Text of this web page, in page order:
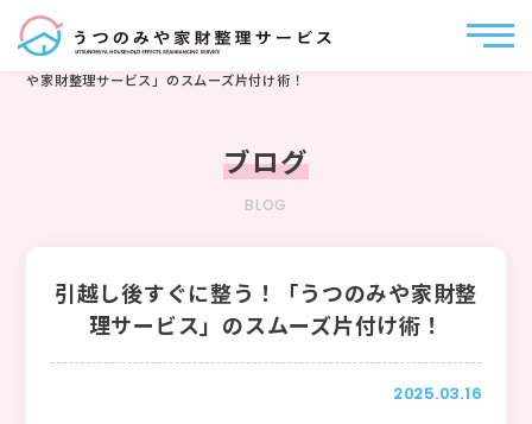
うつのみや家財整理サービス>ブログ
引越し後すぐに整う！「うつのみ
や家財整理サービス」のスムーズ片付け術！
ブログ
BLOG
引越し後すぐに整う！「うつのみや家財整
理サービス」のスムーズ片付け術！
2025.03.16